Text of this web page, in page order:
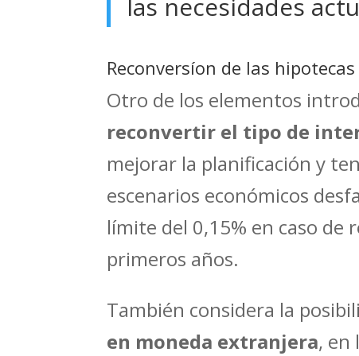
Reconversíon de las
Otro de los elementos
reconvertir el tipo de
mejorar la planificación y
escenarios económicos
límite del 0,15% en caso
primeros años.
También considera la
en moneda extranjera, en